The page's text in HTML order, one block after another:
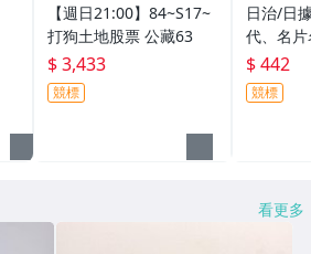
【週日21:00】84~S17~
打狗土地股票 公藏63
$ 3,433
競標
日治/日
代、名
ishi)、
會議員
漢文記
$ 442
競標
看更多